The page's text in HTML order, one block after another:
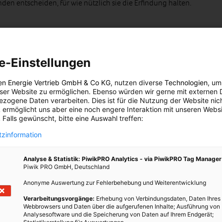
entscheiden, für wie nützlich sie die Erfindung halten.
jedenfalls auf dem richtigen Weg zu sein. Ähnliche
Beispiele seien derWindmover
Windmover wiederum ist ein Kleinwindrad, das ebenfalls
und so direkt Storm liefert. Seine Rotoren bestehen aus
laut dem Hersteller „unverwüstlich“. Sind private Windturbinen
ersetzen könnte?
über nützliche Entwicklungen und Gadgets, die Strom
der Umwelt etwas Gutes zu tun. Mit folgenden Links
Artikel in diesem Themenbereich für Einsteiger bis zu Profis.
Hausdach
in Schweden
Einstellungen
Energie Vertrieb GmbH & Co KG, nutzen diverse Technologien,
Website zu ermöglichen. Ebenso würden wir gerne mit externen
Daten verarbeiten. Dies ist für die Nutzung der Website
ermöglicht uns aber eine noch engere Interaktion mit unseren
Falls gewünscht, bitte eine Auswahl treffen:
Analyse & Statistik: PiwikPRO Analytics - via PiwikPRO Tag Manager
Piwik PRO GmbH, Deutschland
Anonyme Auswertung zur Fehlerbehebung und Weiterentwicklung
Verarbeitungsvorgänge: Erhebung von Verbindungsdaten, Daten Ihres
Webbrowsers und Daten über die aufgerufenen Inhalte; Ausführung von
Analysesoftware und die Speicherung von Daten auf Ihrem Endgerät;